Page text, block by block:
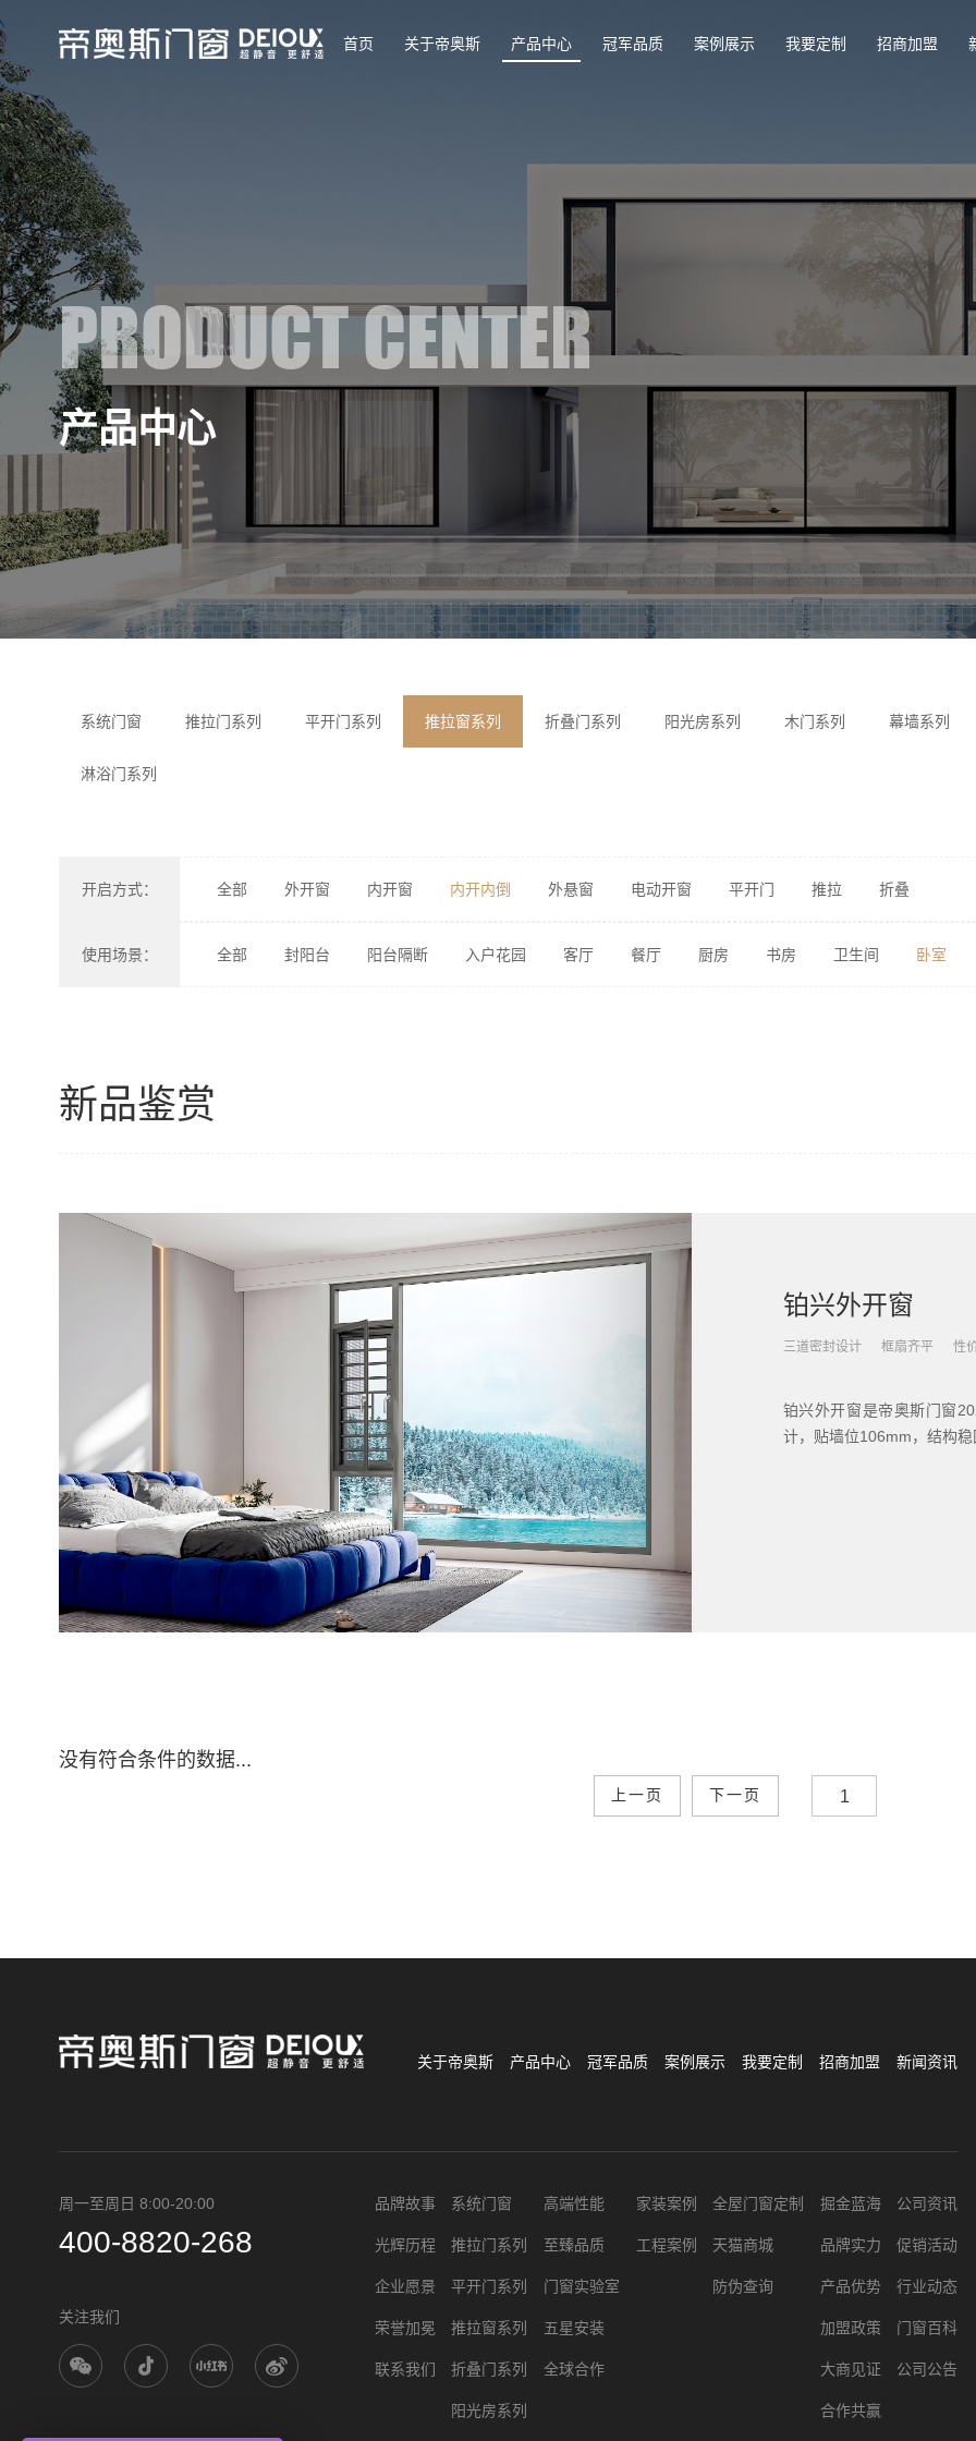
首页 关于帝奥斯 产品中心 冠军品质 案例展示 我要定制 招商加盟
PRODUCT CENTER
产品中心
系统门窗 推拉门系列 平开门系列 推拉窗系列 折叠门系列 阳光房系列 木门系列 幕墙系列
淋浴门系列
开启方式： 全部 外开窗 内开窗 内开内倒 外悬窗 电动开窗 平开门 推拉 折叠
使用场景： 全部 封阳台 阳台隔断 入户花园 客厅 餐厅 厨房 书房 卫生间 卧室
新品鉴赏
斯门窗2025全新推出的产品，采用三道密封设
，结构稳固更可靠，外开窗中的性价比之王。
没有符合条件的数据...
上一页 下一页
关于帝奥斯 产品中心 冠军品质 案例展示 我要定制 招商加盟 新闻资讯
周一至周日 8:00-20:00
400-8820-268
关注我们
品牌故事
光辉历程
企业愿景
荣誉加冕
联系我们
系统门窗
推拉门系列
平开门系列
推拉窗系列
折叠门系列
阳光房系列
高端性能
至臻品质
门窗实验室
五星安装
全球合作
家装案例
工程案例
全屋门窗定制
天猫商城
防伪查询
掘金蓝海
品牌实力
产品优势
加盟政策
大商见证
合作共赢
公司资讯
促销活动
行业动态
门窗百科
公司公告